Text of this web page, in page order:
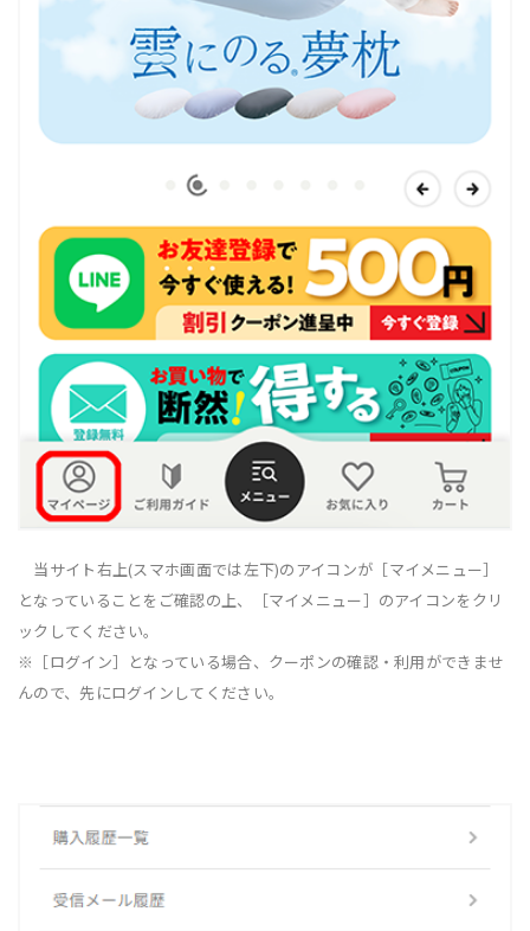
当サイト右上(スマホ画面では左下)のアイコンが［マイメニュー］
となっていることをご確認の上、［マイメニュー］のアイコンをクリ
ックしてください。
※［ログイン］となっている場合、クーポンの確認・利用ができませ
んので、先にログインしてください。